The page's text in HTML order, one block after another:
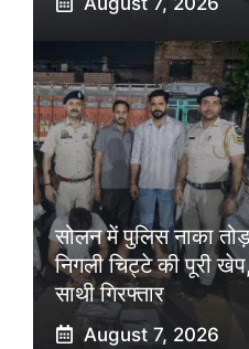
सोलन में पुलिस नाका
निगली चिट्टे की पूरी
साथी गिरफ्तार
August 7, 2026